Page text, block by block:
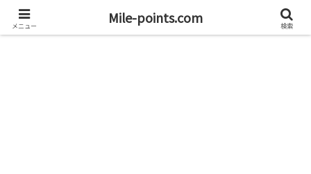
資産1億円を目指すブログと旅
メニュー Mile-points.com 検索